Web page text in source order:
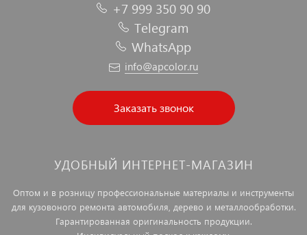
+7 999 350 90 90
Telegram
WhatsApp
info@apcolor.ru
Заказать звонок
УДОБНЫЙ ИНТЕРНЕТ-МАГАЗИН
Оптом и в розницу профессиональные материалы и инструменты
для кузовоного ремонта автомобиля, дерево и металлообработки.
Гарантированная оригинальность продукции.